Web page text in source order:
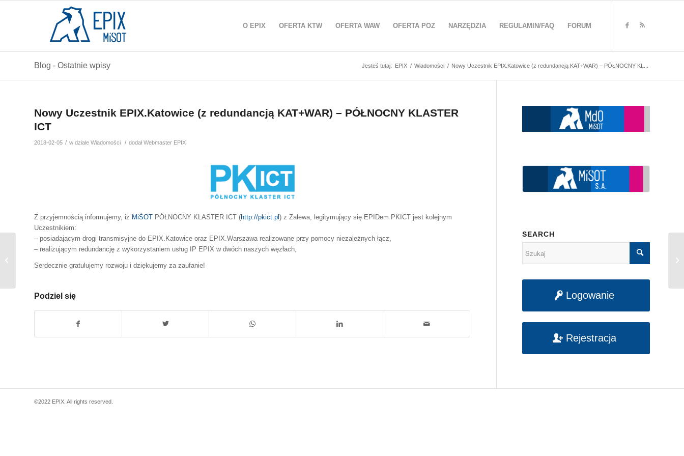
O EPIX OFERTA KTW OFERTA WAW OFERTA POZ NARZĘDZIA REGULAMIN/FAQ FORUM
Blog - Ostatnie wpisy Jesteś tutaj: EPIX / Wiadomości / Nowy Uczestnik EPIX.Katowice (z redundancją KAT+WAR) – PÓŁNOCNY KL...
Nowy Uczestnik EPIX.Katowice (z redundancją KAT+WAR) – PÓŁNOCNY KLASTER
ICT
2018-02-05 / w dziale Wiadomości / dodałWebmaster EPIX
Z przyjemnością informujemy, iż MiŚOT PÓŁNOCNY KLASTER ICT (http://pkict.pl ) z Zalewa, legitymujący się EPIDem PKICT jest kolejnym
Uczestnikiem:
– posiadającym drogi transmisyjne do EPIX.Katowice oraz EPIX.Warszawa realizowane przy pomocy niezależnych łącz,
– realizującym redundancję z wykorzystaniem usług IP EPIX w dwóch naszych węzłach,
Serdecznie gratulujemy rozwoju i dziękujemy za zaufanie!
Podziel się
SEARCH
Logowanie
Rejestracja
©2022 EPIX. All rights reserved.
10G do EPIX.Katowice –